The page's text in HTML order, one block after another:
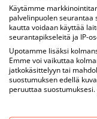
Käytämme
palvelinpuolen seurantaa
kautta voidaan käyttää
seurantapikseleitä ja IP-
Upotamme lisäksi
Emme voi vaikuttaa
jatkokäsittelyyn tai
suostumuksen edellä
peruuttaa suostumuksesi.